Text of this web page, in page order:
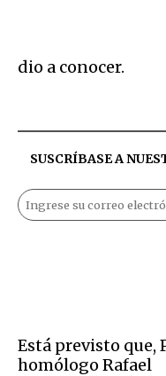
dio a conocer.
SUSCRÍBASE A
Está previsto que,
homólogo Rafael